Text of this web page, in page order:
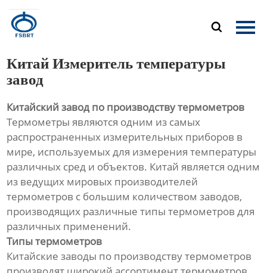

Главная
Новости
Контакты
Китай Измеритель температуры
завод
Китайский завод по производству термометров
Термометры являются одним из самых
распространенных измерительных приборов в
мире, используемых для измерения температуры
различных сред и объектов. Китай является одним
из ведущих мировых производителей
термометров с большим количеством заводов,
производящих различные типы термометров для
различных применений.
Типы термометров
Китайские заводы по производству термометров